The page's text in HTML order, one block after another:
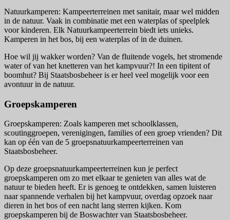
Natuurkamperen: Kampeerterreinen met sanitair, maar wel midden
in de natuur. Vaak in combinatie met een waterplas of speelplek
voor kinderen. Elk Natuurkampeerterrein biedt iets unieks.
Kamperen in het bos, bij een waterplas of in de duinen.
Hoe wil jij wakker worden? Van de fluitende vogels, het stromende
water of van het knetteren van het kampvuur?! In een tipitent of
boomhut? Bij Staatsbosbeheer is er heel veel mogelijk voor een
avontuur in de natuur.
Groepskamperen
Groepskamperen: Zoals kamperen met schoolklassen,
scoutinggroepen, verenigingen, families of een groep vrienden? Dit
kan op één van de 5 groepsnatuurkampeerterreinen van
Staatsbosbeheer.
Op deze groepsnatuurkampeerterreinen kun je perfect
groepskamperen om zo met elkaar te genieten van alles wat de
natuur te bieden heeft. Er is genoeg te ontdekken, samen luisteren
naar spannende verhalen bij het kampvuur, overdag opzoek naar
dieren in het bos of een nacht lang sterren kijken. Kom
groepskamperen bij de Boswachter van Staatsbosbeheer.